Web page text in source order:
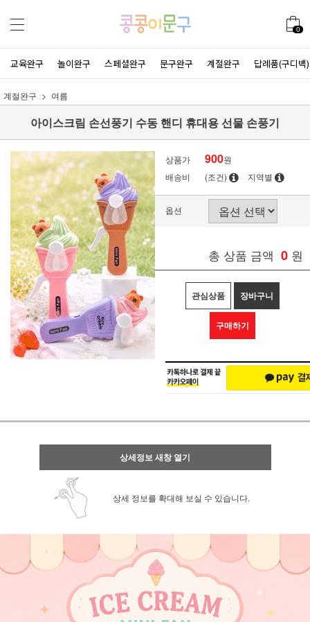
0
교육완구 놀이완구 스페셜완구 문구완구 계절완구 답례품(구디백)
계절완구 여름
아이스크림 손선풍기 수동 핸디 휴대용 선물 손풍기
상품가 900원
배송비
(조건) 지역별
옵션
총 상품 금액 0 원
관심상품 장바구니
구매하기
상세정보 새창 열기
상세 정보를 확대해 보실 수 있습니다.